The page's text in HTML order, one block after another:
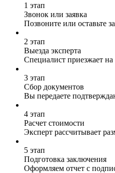
1 этап
Звонок или заявка
Позвоните или оставьте
2 этап
Выезда эксперта
Специалист приезжает
3 этап
Сбор документов
Вы передаете
4 этап
Расчет стоимости
Эксперт рассчитывает
5 этап
Подготовка заключения
Оформляем отчет с